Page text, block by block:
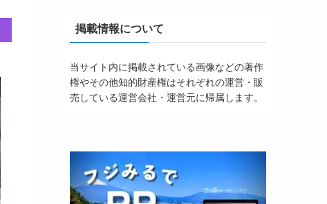
掲載情報について
当サイト内に掲載されている画像などの著作
権やその他知的財産権はそれぞれの運営・販
売している運営会社・運営元に帰属します。